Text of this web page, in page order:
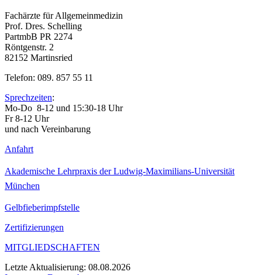
Fachärzte für Allgemeinmedizin
Prof. Dres. Schelling
PartmbB PR 2274
Röntgenstr. 2
82152 Martinsried
Telefon: 089. 857 55 11
Sprechzeiten:
Mo-Do 8-12 und 15:30-18 Uhr
Fr 8-12 Uhr
und nach Vereinbarung
Anfahrt
Akademische Lehrpraxis der Ludwig-Maximilians-Universität
München
Gelbfieberimpfstelle
Zertifizierungen
MITGLIEDSCHAFTEN
Letzte Aktualisierung: 08.08.2026